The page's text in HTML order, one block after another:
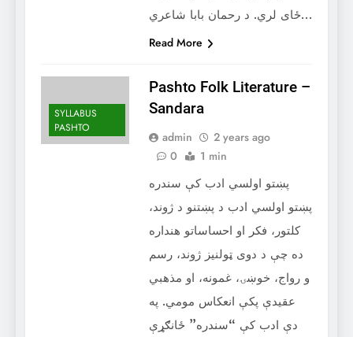
ځای لري. د رحمان بابا شاعري…
Read More
SYLLABUS
PASHTO
Pashto Folk Literature –
‌Sandara
admin
2 years ago
0
1 min
پښتو اولسي ادب کې سندره
پښتو اولسي ادب د پښتنو د ژوند،
کلتور، فکر او احساساتو هنداره
ده چې د دوی ټولنیز ژوند، رسم
و رواج، خوښۍ، غمونه، او مذهبي
عقیدې پکې انعکاس مومي. په
دې ادب کې “سندره” ځانګړې